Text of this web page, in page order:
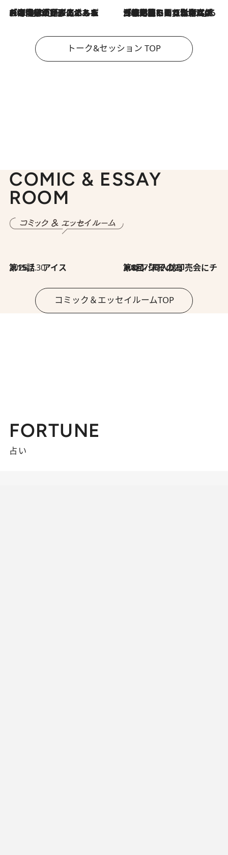
2026.8.3
「今後値上げがあるとすれば…」「リスクがあるのは今年の冬」エネルギー専門家が語る、ホルムズ海峡封鎖が家庭にもたらす“ある心配” 2026.8.3
「住宅建てられない…」「サーチャージ料の高値が続いている」ホルムズ海峡封鎖による影響はいつまで続く？《エネルギー専門家に聞く“どうなる日本の暮らし”》
トーク&セッション TOP
COMIC & ESSAY
ROOM
2026.7.30
第15話 アイス 2026.7.30
第8回「同人誌即売会にチャレンジ その2」
コミック＆エッセイルームTOP
FORTUNE
占い